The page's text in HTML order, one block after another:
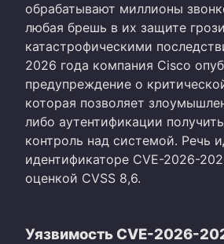
обрабатывают миллионы
любая брешь в их защите
катастрофическими
2026 года компания Cisco
предупреждение о
которая позволяет
либо аутентификации
контроль над системой. Речь
идентификаторе CVE-2026-
оценкой CVSS 8,6.
Уязвимость CVE-2026-